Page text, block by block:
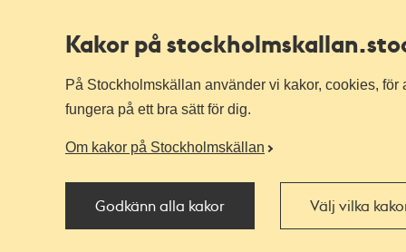
Kakor på stockholmskallan
På Stockholmskällan använder vi kakor, cookies,
fungera på ett bra sätt för dig.
Om kakor på Stockholmskällan
Godkänn alla kakor Välj vilka